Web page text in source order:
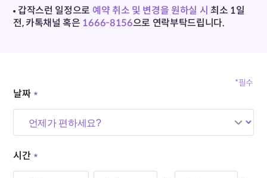
갑작스런 일정으로 예약 취소 및 변경을 원하실 시 최소 1일
전,카톡채널 혹은 1666-8156으로 연락부탁드립니다.
*필수
날짜 *
시간 *